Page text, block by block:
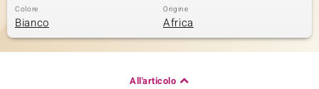
Colore
Bianco
Origine
Africa
All'articolo